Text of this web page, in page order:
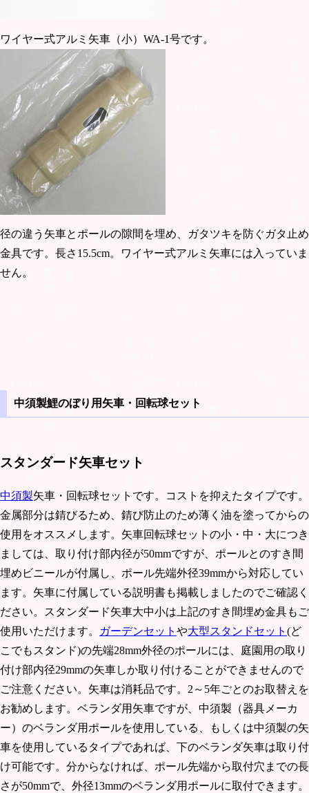
ワイヤー式アルミ矢車（小）WA-1号です。
径の違う矢車とポールの隙間を埋め、ガタツキを防ぐガタ止め
金具です。長さ15.5cm。ワイヤー式アルミ矢車には入っていま
せん。
中須製鯉のぼり用矢車・回転球セット
スタンダード矢車セット
中須製矢車・回転球セットです。コストを抑えたタイプです。
金属部分は錆びるため、錆び防止のため薄く油を塗ってからの
使用をオススメします。矢車回転球セットの小・中・大につき
ましては、取り付け部内径が50mmですが、ポールとのすき間
埋めビニールが付属し、ポール先端外径39mmから対応してい
ます。矢車に付属している説明書も掲載しましたのでご確認く
ださい。スタンダード矢車大中小は上記のすき間埋め金具もご
使用いただけます。
ガーデンセット や大型スタンドセット (ど
こでもスタンド)の先端28mm外径のポールには、庭園用の取り
付け部内径29mmの矢車しか取り付けることができませんので
ご注意ください。矢車は消耗品です。2～5年ごとのお取替えを
お勧めします。ベランダ用矢車ですが、中須製（器具メーカ
ー）のベランダ用ポールを使用している、もしくは中須製の矢
車を使用しているタイプであれば、下のベランダ矢車は取り付
け可能です。分からなければ、ポール先端から取付穴までの長
さが50mmで、外径13mmのベランダ用ポールに取付できます。